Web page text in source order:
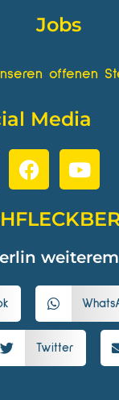
Jobs
offenen
Media
Twitter